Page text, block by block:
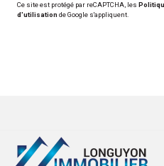
Ce site est protégé par reCAPTCHA, les
d'utilisation de Google s'appliquent.